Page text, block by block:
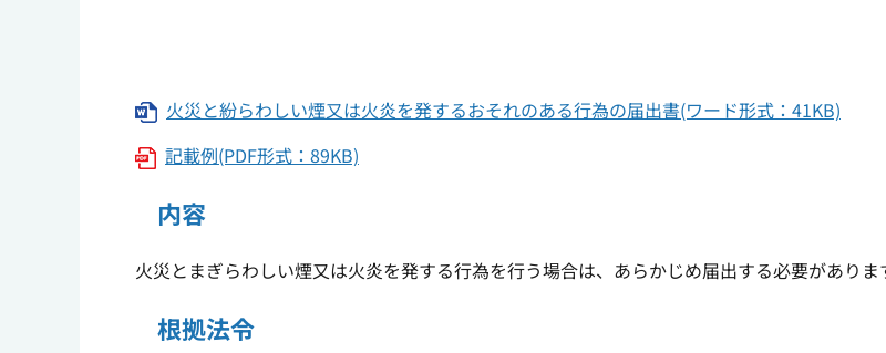
火災と紛らわしい煙又は火炎を発するおそれのある行為の届出書(ワード形式：41KB)
記載例(PDF形式：89KB)
内容
火災とまぎらわしい煙又は火炎を発する行為を行う場合は、あらかじめ届出する必要がありま
根拠法令